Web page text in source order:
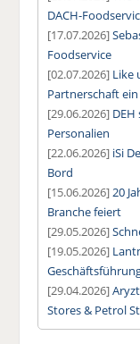
DACH-
[17.07.2026]
Foodservice
[02.07.2026] Like
Partnerschaft ein
[29.06.2026]
Personalien
[22.06.2026] iSi
Bord
[15.06.2026]20
Branche feiert
[29.05.2026]
[19.05.2026]
[29.04.2026]
Stores & Petrol